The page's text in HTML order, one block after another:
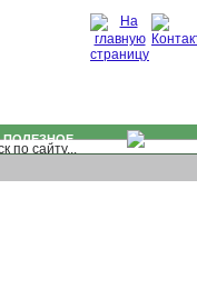
ПОЛЕЗНОЕ